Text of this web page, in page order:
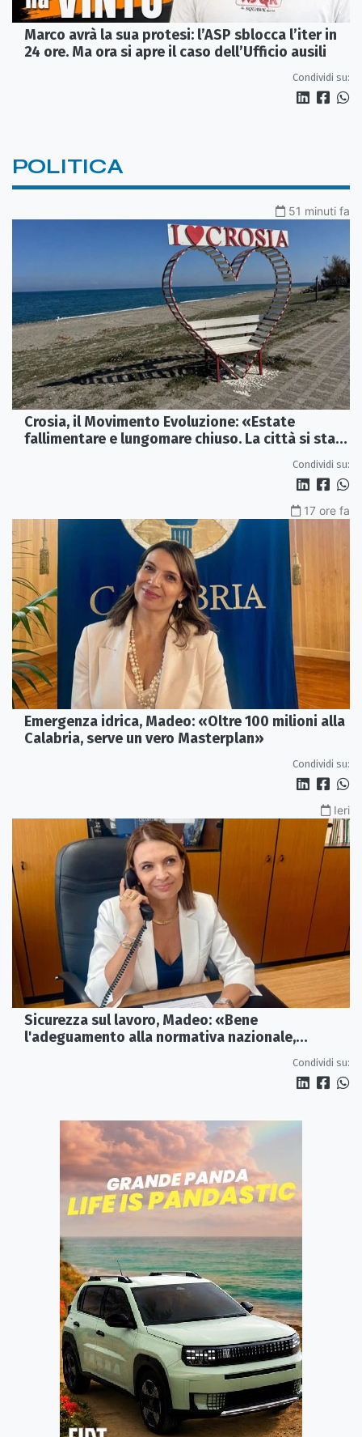
Marco avrà la sua protesi: l’ASP sblocca l’iter in
24 ore. Ma ora si apre il caso dell’Ufficio ausili
Condividi su:
POLITICA
51 minuti fa
Crosia, il Movimento Evoluzione: «Estate
fallimentare e lungomare chiuso. La città si sta
Condividi su:
17 ore fa
Emergenza idrica, Madeo: «Oltre 100 milioni alla
Calabria, serve un vero Masterplan»
Condividi su:
Ieri
Sicurezza sul lavoro, Madeo: «Bene
l'adeguamento alla normativa nazionale,
Condividi su: